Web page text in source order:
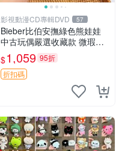
影視動漫CD專輯DVD 57
Bieber比伯安撫綠色熊娃娃
中古玩偶嚴選收藏款 微瑕輕
度使用 Bieber綠熊娃娃 中古
玩偶 微瑕
$1,059 95折
折扣碼